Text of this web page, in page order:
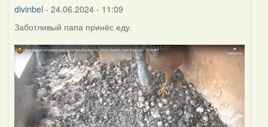
divinbel - 24.06.2024 - 11:09
Заботливый папа принёс еду.